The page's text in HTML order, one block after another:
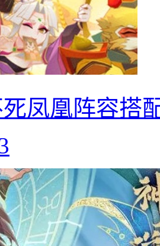
凤凰阵容搭